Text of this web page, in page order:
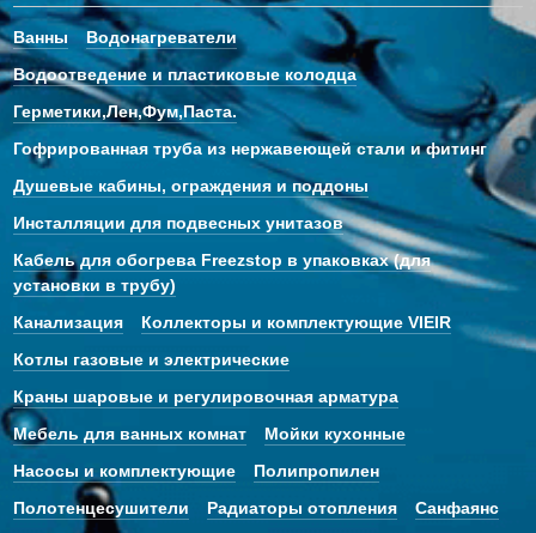
Ванны
Водонагреватели
Водоотведение и пластиковые колодца
Герметики,Лен,Фум,Паста.
Гофрированная труба из нержавеющей стали и фитинг
Душевые кабины, ограждения и поддоны
Инсталляции для подвесных унитазов
Кабель для обогрева Freezstop в упаковках (для
установки в трубу)
Канализация
Коллекторы и комплектующие VIEIR
Котлы газовые и электрические
Краны шаровые и регулировочная арматура
Мебель для ванных комнат
Мойки кухонные
Насосы и комплектующие
Полипропилен
Полотенцесушители
Радиаторы отопления Санфаянс